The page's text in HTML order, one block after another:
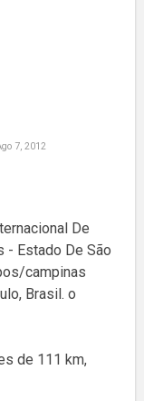
7, 2012
De
- Estado De São
campinas
Brasil. o
de 111 km,